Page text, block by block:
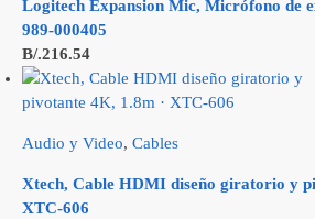
Logitech Expansion Mic, Micrófono de
989-000405
B/.216.54
Audio y Video, Cables
Xtech, Cable HDMI diseño giratorio y
XTC-606